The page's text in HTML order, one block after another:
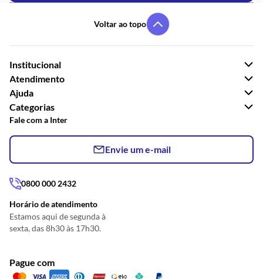
Voltar ao topo
Institucional
Atendimento
Ajuda
Categorias
Fale com a Inter
Envie um e-mail
0800 000 2432
Horário de atendimento
Estamos aqui de segunda à
sexta, das 8h30 às 17h30.
Pague com